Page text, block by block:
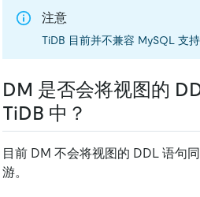
注意
TiDB 目前并不兼容 MySQL 支
DM 是否会将视图的
TiDB 中？
目前 DM 不会将视图的 DDL 语句
游。